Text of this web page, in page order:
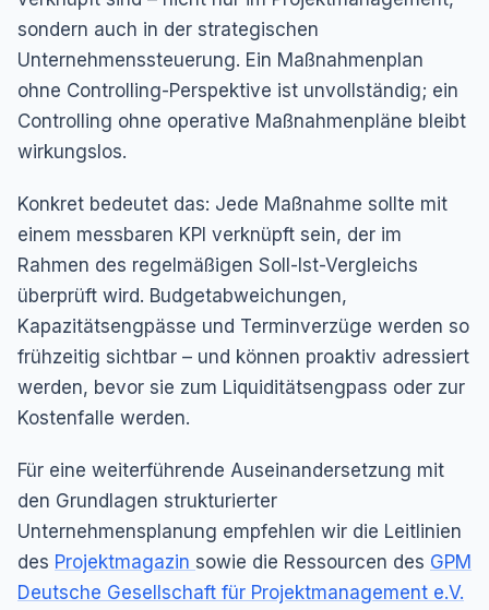
sondern auch in der strategischen
Unternehmenssteuerung. Ein Maßnahmenplan
ohne Controlling-Perspektive ist unvollständig; ein
Controlling ohne operative Maßnahmenpläne bleibt
wirkungslos.
Konkret bedeutet das: Jede Maßnahme sollte mit
einem messbaren KPI verknüpft sein, der im
Rahmen des regelmäßigen Soll-Ist-Vergleichs
überprüft wird. Budgetabweichungen,
Kapazitätsengpässe und Terminverzüge werden so
frühzeitig sichtbar – und können proaktiv adressiert
werden, bevor sie zum Liquiditätsengpass oder zur
Kostenfalle werden.
Für eine weiterführende Auseinandersetzung mit
den Grundlagen strukturierter
Unternehmensplanung empfehlen wir die Leitlinien
des Projektmagazin sowie die Ressourcen des GPM
Deutsche Gesellschaft für Projektmanagement e.V.